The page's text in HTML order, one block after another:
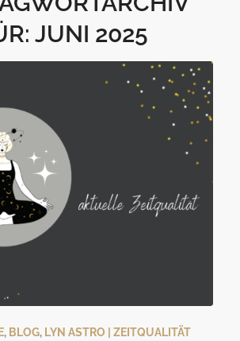
JUNI 2025
, BLOG, LYN ASTRO | ZEITQUALITÄT